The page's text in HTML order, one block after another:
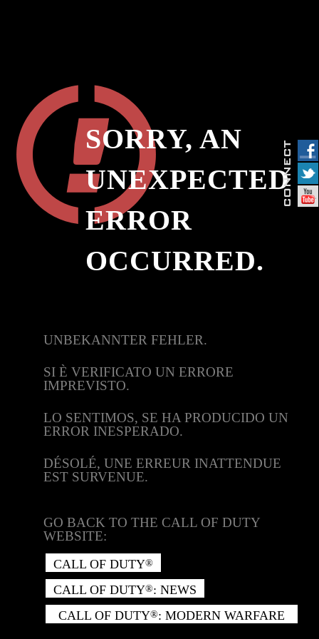
SORRY, AN
UNEXPECTED
ERROR
OCCURRED.
UNBEKANNTER FEHLER.
SI È VERIFICATO UN ERRORE
IMPREVISTO.
LO SENTIMOS, SE HA PRODUCIDO UN
ERROR INESPERADO.
DÉSOLÉ, UNE ERREUR INATTENDUE
EST SURVENUE.
GO BACK TO THE CALL OF DUTY
WEBSITE:
CALL OF DUTY®
CALL OF DUTY®: NEWS
CALL OF DUTY®: MODERN WARFARE